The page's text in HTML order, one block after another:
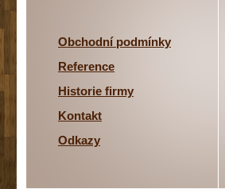
Obchodní podmínky
Reference
Historie firmy
Kontakt
Odkazy